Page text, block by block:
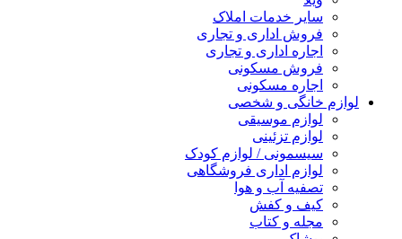
سایر خدمات املاک
فروش اداری و تجاری
اجاره اداری و تجاری
فروش مسکونی
اجاره مسکونی
لوازم خانگی و شخصی
لوازم موسیقی
لوازم تزئینی
سیسمونی / لوازم کودک
لوازم اداری فروشگاهی
تصفیه آب و هوا
کیف و کفش
مجله و کتاب